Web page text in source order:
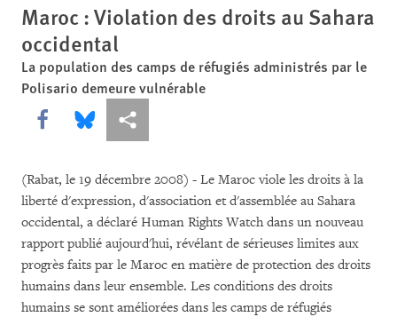
Maroc : Violation des droits au Sahara
occidental
La population des camps de réfugiés administrés par le
Polisario demeure vulnérable
Share this via Facebook
Share this via Bluesky
Share this via Partagez
(Rabat, le 19 décembre 2008) - Le Maroc viole les droits à la
liberté d'expression, d'association et d'assemblée au Sahara
occidental, a déclaré Human Rights Watch dans un nouveau
rapport publié aujourd'hui, révélant de sérieuses limites aux
progrès faits par le Maroc en matière de protection des droits
humains dans leur ensemble. Les conditions des droits
humains se sont améliorées dans les camps de réfugiés